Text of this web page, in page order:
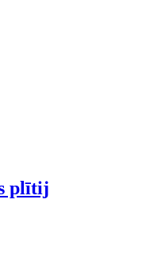
plītij